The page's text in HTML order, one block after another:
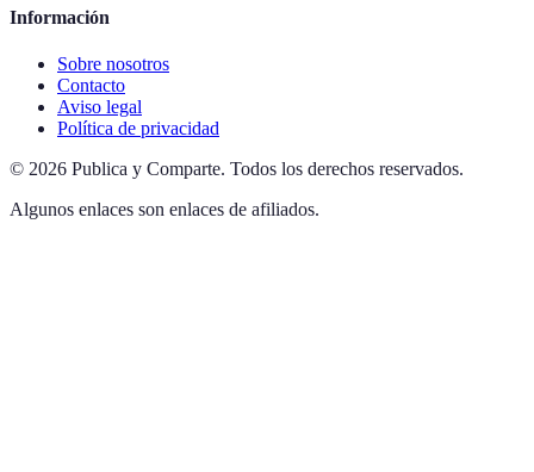
Información
Sobre nosotros
Contacto
Aviso legal
Política de privacidad
© 2026 Publica y Comparte. Todos los derechos reservados.
Algunos enlaces son enlaces de afiliados.